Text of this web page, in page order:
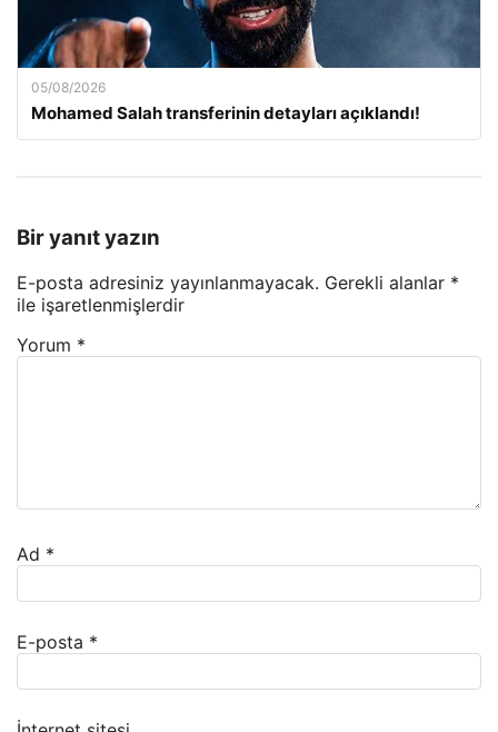
05/08/2026
Mohamed Salah transferinin detayları açıklandı!
Bir yanıt yazın
E-posta adresiniz yayınlanmayacak. Gerekli alanlar *
ile işaretlenmişlerdir
Yorum *
Ad *
E-posta *